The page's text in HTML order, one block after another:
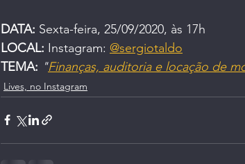
DATA: Sexta-feira, 25/09/2020, às 17h
LOCAL: Instagram: @sergiotaldo
TEMA: "Finanças, auditoria e locação de
Lives, no Instagram